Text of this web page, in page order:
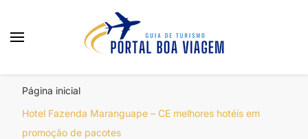
Página inicial
Hotel Fazenda Maranguape – CE melhores hotéis em
promoção de pacotes